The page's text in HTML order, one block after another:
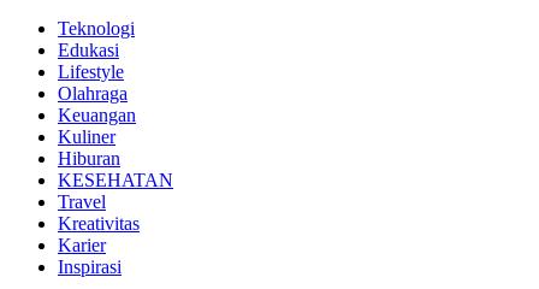
Teknologi
Edukasi
Lifestyle
Olahraga
Keuangan
Kuliner
Hiburan
KESEHATAN
Travel
Kreativitas
Karier
Inspirasi